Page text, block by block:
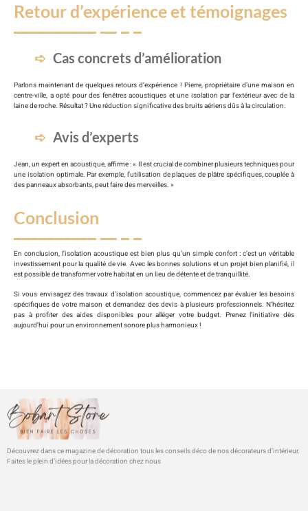
Retour d’expérience et témoignages
Cas concrets d’amélioration
Parlons maintenant de quelques retours d’expérience ! Pierre, propriétaire d’une maison en
centre-ville, a opté pour des fenêtres acoustiques et une isolation par l’extérieur avec de la
laine de roche. Résultat ? Une réduction significative des bruits aériens dûs à la circulation.
Avis d’experts
Jean, un expert en acoustique, affirme : « Il est crucial de combiner plusieurs techniques pour
une isolation optimale. Par exemple, l’utilisation de plaques de plâtre spécifiques, couplée à
des panneaux absorbants, peut faire des merveilles. »
Conclusion
En conclusion, l’isolation acoustique est bien plus qu’un simple confort : c’est un véritable
investissement pour la qualité de vie. Avec les bonnes solutions et un projet bien planifié, il
est possible de transformer votre habitat en un lieu de détente et de tranquillité.
Si vous envisagez des travaux d’isolation acoustique, commencez par évaluer les besoins
spécifiques de votre maison et demandez des devis à plusieurs professionnels. N’hésitez
pas à profiter des aides disponibles pour alléger votre budget. Prenez l’initiative dès
aujourd’hui pour un environnement sonore plus harmonieux !
Découvrez dans ce magazine de décoration tous les conseils déco de nos décorateurs d’intérieur.
Faites le plein d’idées pour la décoration chez nous